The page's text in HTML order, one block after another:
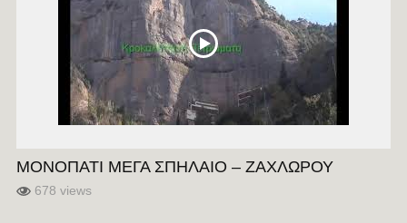
ΜΟΝΟΠΑΤΙ ΜΕΓΑ ΣΠΗΛΑΙΟ – ΖΑΧΛΩΡΟΥ
678 views